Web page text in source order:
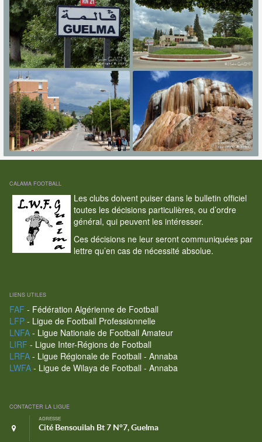
CALAMA FOOTBALL
Les clubs doivent puiser dans le bulletin officiel
toutes les décisions particulières, ou d’ordre
général, qui peuvent les intéresser.
Ces décisions ne leur seront communiquées par
lettre qu’en cas de nécessité absolue.
LIENS UTILES
FAF - Fédération Algérienne de Football
LFP- Ligue de Football Professionnelle
LNFA- Ligue Nationale de Football Amateur
LIRF - Ligue Inter-Régions de Football
LRFA- Ligue Régionale de Football - Annaba
LWFA- Ligue de Wilaya de Football - Annaba
CONTACTER LA LIGUE
ADRESSE
Cité Bensouilah Bt 7 N°7, Guelma